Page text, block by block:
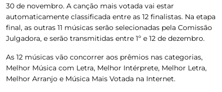
30 de novembro. A canção mais votada vai estar
automaticamente classificada entre as 12 finalistas. Na etapa
final, as outras 11 músicas serão selecionadas pela Comissão
Julgadora, e serão transmitidas entre 1º e 12 de dezembro.
As 12 músicas vão concorrer aos prêmios nas categorias,
Melhor Música com Letra, Melhor Intérprete, Melhor Letra,
Melhor Arranjo e Música Mais Votada na Internet.